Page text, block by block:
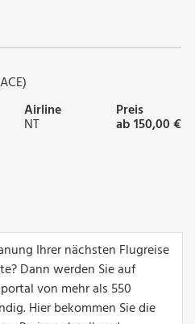
Airline
NT
Preis
ab 150,00 €
Ihrer nächsten Flugreise
Dann werden Sie auf
von mehr als 550
Hier bekommen Sie die